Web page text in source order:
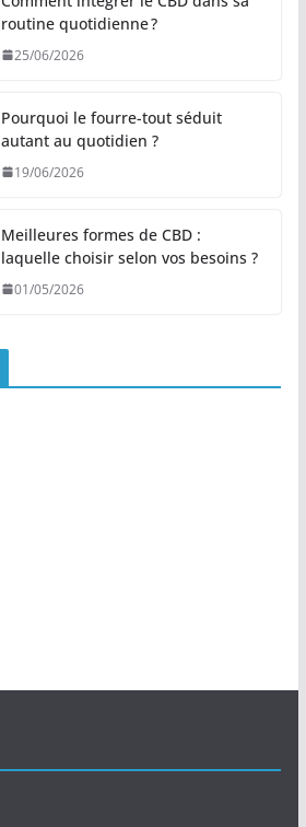
routine quotidienne ?
25/06/2026
Pourquoi le fourre-tout séduit
autant au quotidien ?
19/06/2026
Meilleures formes de CBD :
laquelle choisir selon vos besoins ?
01/05/2026